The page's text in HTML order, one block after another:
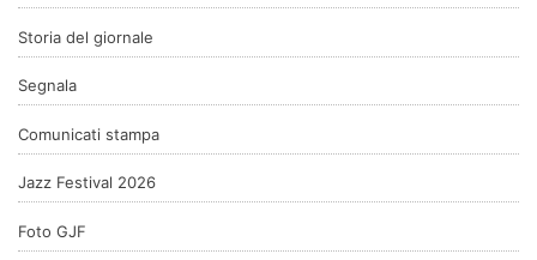
Storia del giornale
Segnala
Comunicati stampa
Jazz Festival 2026
Foto GJF